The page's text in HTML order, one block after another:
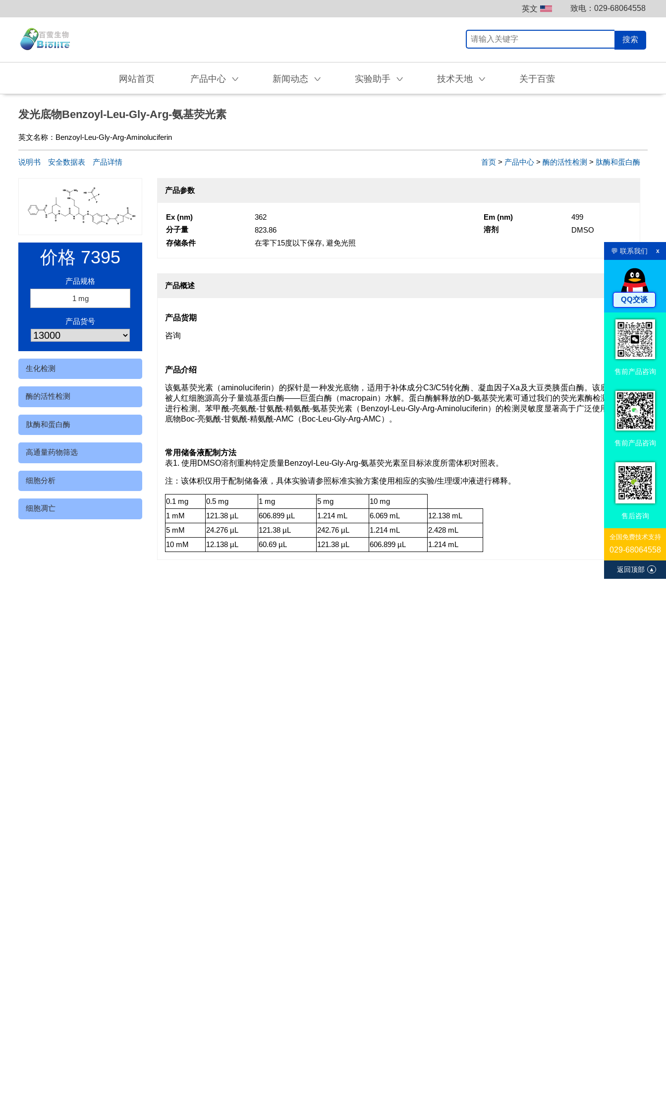
英文 致电：029-68064558
搜索
网站首页 产品中心 V 新闻动态 V 实验助手 V 技术天地 V 关于百萤
发光底物Benzoyl-Leu-Gly-Arg-氨基荧光素
英文名称： Benzoyl-Leu-Gly-Arg-Aminoluciferin
说明书 安全数据表 产品详情
价格 7395
产品规格
1 mg
产品货号
生化检测
酶的活性检测
肽酶和蛋白酶
高通量药物筛选
细胞分析
细胞凋亡
首页 > 产品中心 > 酶的活性检测 > 肽酶和蛋白酶
产品参数
Ex (nm) 362 Em (nm)
499
分子量
823.86 溶剂
DMSO
存储条件
在零下15度以下保存, 避免光照
产品概述
产品货期
咨询
产品介绍
该氨基荧光素（aminoluciferin）的探针是一种发光底物，适用于补体成分C3/C5转化酶、凝血因子Xa及大豆类胰蛋白酶。该底物亦可
被人红细胞源高分子量巯基蛋白酶——巨蛋白酶（macropain）水解。蛋白酶解释放的D-氨基荧光素可通过我们的荧光素酶检测试剂盒
进行检测。苯甲酰-亮氨酰-甘氨酰-精氨酰-氨基荧光素（Benzoyl-Leu-Gly-Arg-Aminoluciferin）的检测灵敏度显著高于广泛使用的荧光
底物Boc-亮氨酰-甘氨酰-精氨酰-AMC（Boc-Leu-Gly-Arg-AMC）。
常用储备液配制方法
表1. 使用DMSO溶剂重构特定质量Benzoyl-Leu-Gly-Arg-氨基荧光素至目标浓度所需体积对照表。
注：该体积仅用于配制储备液，具体实验请参照标准实验方案使用相应的实验/生理缓冲液进行稀释。
0.1 mg 0.5 mg 1 mg 5 mg
10 mg
1 mM
121.38 µL 606.899 µL 1.214 mL 6.069 mL
12.138 mL
5 mM
24.276 µL 121.38 µL 242.76 µL 1.214 mL
2.428 mL
10 mM
12.138 µL 60.69 µL 121.38 µL 606.899 µL 1.214 mL
💬 联系我们 x
QQ交谈
售前产品咨询
售前产品咨询
售后咨询
全国免费技术支持
029-68064558
返回顶部 ▲